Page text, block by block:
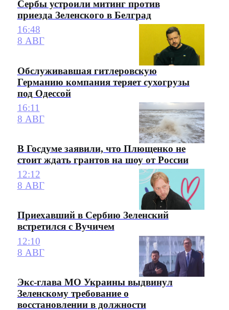
Сербы устроили митинг против
приезда Зеленского в Белград
16:48
8 АВГ
Обслуживавшая гитлеровскую
Германию компания теряет сухогрузы
под Одессой
16:11
8 АВГ
В Госдуме заявили, что Плющенко не
стоит ждать грантов на шоу от России
12:12
8 АВГ
Приехавший в Сербию Зеленский
встретился с Вучичем
12:10
8 АВГ
Экс-глава МО Украины выдвинул
Зеленскому требование о
восстановлении в должности